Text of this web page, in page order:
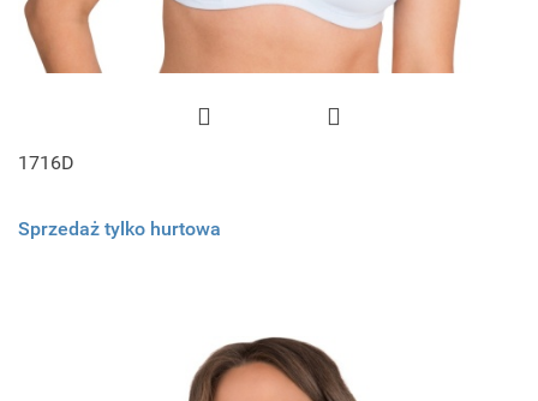
1716D
Sprzedaż tylko hurtowa